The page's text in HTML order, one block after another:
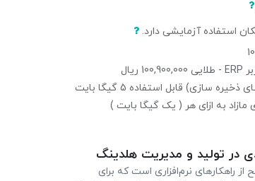
استفاده آزمایشی دارد.
100,900,000 ریال
راهکارهای نرم‌افزاری است که برای